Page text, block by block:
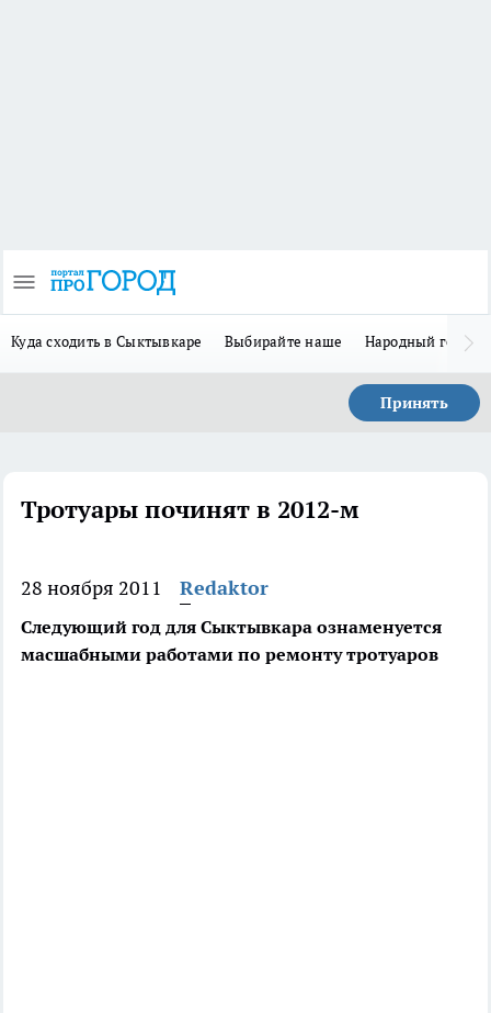
Куда сходить в Сыктывкаре Выбирайте наше Народный герой
Принять
Тротуары починят в 2012-м
28 ноября 2011 Redaktor
Следующий год для Сыктывкара ознаменуется
масшабными работами по ремонту тротуаров